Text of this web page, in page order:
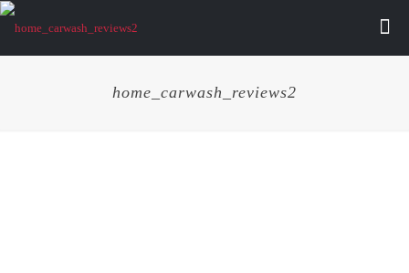
home_carwash_reviews2